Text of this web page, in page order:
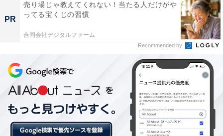
1位：富山市／133票
富山県の県庁所在地である富山市は、コンパクトシティ
を推進する先進的な街づくりで知られています。路面電
車などの公共交通網が整備されており、医療や商業の施
設が身近に充実しているため、将来的に移動が心配にな
るシニア世代でも安心して快適に暮らすことができま
す。
PR
売り場じゃ教えてくれない！当たる人だけがや
ってる宝くじの習慣
合同会社デジタルファーム
Recommended by